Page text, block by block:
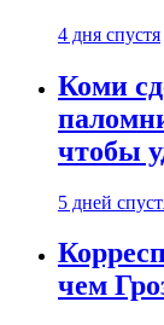
4 дня спустя
Коми
чтобы
5 дней
чем